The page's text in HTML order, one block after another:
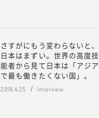
さすがにもう変わらないと、
日本はまずい。世界の高度技
能者から見て日本は「アジア
で最も働きたくない国」。
2018.4.25 Interview